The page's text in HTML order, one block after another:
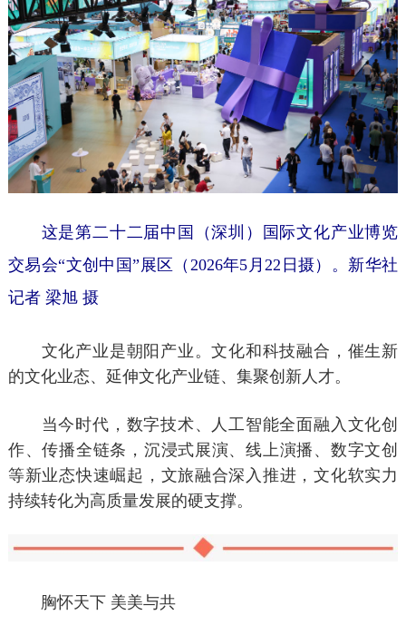
这是第二十二届中国（深圳）国际文化产业博览
交易会“文创中国”展区（2026年5月22日摄）。新华社
记者 梁旭 摄
文化产业是朝阳产业。文化和科技融合，催生新
的文化业态、延伸文化产业链、集聚创新人才。
当今时代，数字技术、人工智能全面融入文化创
作、传播全链条，沉浸式展演、线上演播、数字文创
等新业态快速崛起，文旅融合深入推进，文化软实力
持续转化为高质量发展的硬支撑。
胸怀天下 美美与共